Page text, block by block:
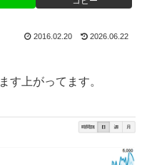
2016.02.20 2026.06.22
す上がってます。